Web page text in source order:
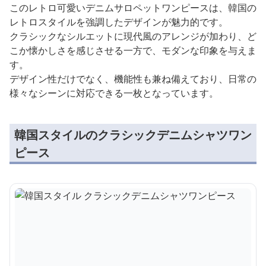
このレトロ可愛いデニムサロペットワンピースは、韓国の
レトロスタイルを強調したデザインが魅力的です。
クラシックなシルエットに現代風のアレンジが加わり、ど
こか懐かしさを感じさせる一方で、モダンな印象を与えま
す。
デザイン性だけでなく、機能性も兼ね備えており、日常の
様々なシーンに対応できる一枚となっています。
韓国スタイルのクラシックデニムシャツワン
ピース